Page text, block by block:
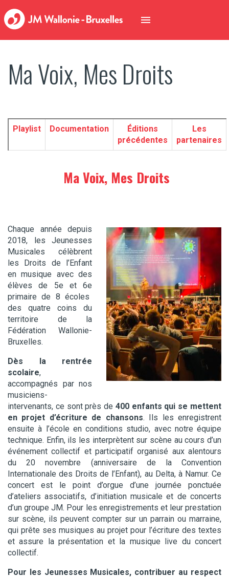
Ma Voix, Mes Droits
Playlist Documentation
Éditions
précédentes
Les
partenaires
Ma Voix, Mes Droits
Chaque année depuis
2018, les Jeunesses
Musicales célèbrent
les Droits de l’Enfant
en musique avec des
élèves de 5e et 6e
primaire de 8 écoles
des quatre coins du
territoire de la
Fédération Wallonie-
Bruxelles.
Dès la rentrée
scolaire,
accompagnés par nos
musiciens-
intervenants, ce sont près de 400 enfants qui se mettent
en projet d’écriture de chansons.
Ils les enregistrent
ensuite à l’école en conditions studio, avec notre équipe
technique. Enfin, ils les interprètent sur scène au cours d’un
événement collectif et participatif organisé aux alentours
du 20 novembre (anniversaire de la Convention
Internationale des Droits de l’Enfant), au Delta, à Namur. Ce
concert est le point d’orgue d’une journée ponctuée
d’ateliers associatifs, d’initiation musicale et de concerts
d’un groupe JM. Pour les enregistrements et leur prestation
sur scène, ils peuvent compter sur un parrain ou marraine,
qui prête ses musiques au projet pour l’écriture des textes
et assure la présentation et la musique live du concert
collectif.
Pour les Jeunesses Musicales, contribuer au respect